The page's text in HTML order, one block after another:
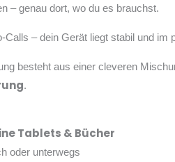
– genau dort, wo du es brauchst.
– dein Gerät liegt stabil und im
besteht aus einer cleveren
.
Tablets & Bücher
oder unterwegs